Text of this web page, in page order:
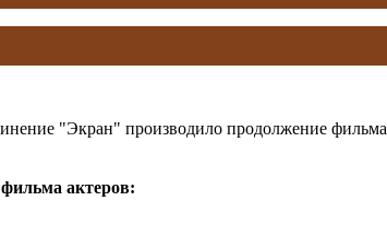
"Экран" производило продолжение фильма
актеров: